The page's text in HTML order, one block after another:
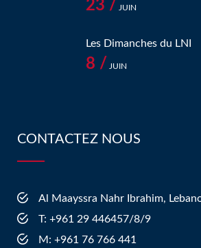
23 / JUIN
Les Dimanches du LNI
8 / JUIN
CONTACTEZ NOUS
Al Maayssra Nahr Ibrahim,
​T: +961 29 446457/8/9
​M: +961 76 766 441